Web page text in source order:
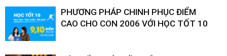
PHƯƠNG PHÁP CHINH PHỤC ĐIỂM
CAO CHO CON 2006 VỚI HỌC TỐT 10